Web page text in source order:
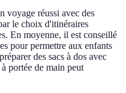
voyage réussi avec des
le choix d'itinéraires
En moyenne, il est conseillé
pour permettre aux enfants
des sacs à dos avec
portée de main peut